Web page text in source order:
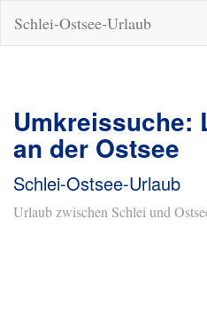
Schlei-Ostsee-Urlaub
Umkreissuche:
an der Ostsee
Schlei-Ostsee-Urlaub
Urlaub zwischen Schlei und